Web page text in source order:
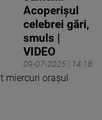
09-07-2025 | 14:18
Acoperișul
celebrei gări,
smuls |
VIDEO
miercuri orașul